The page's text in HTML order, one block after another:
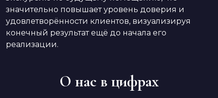
значительно повышает уровень доверия и
удовлетворённости клиентов, визуализируя
конечный результат ещё до начала его
реализации.
О нас в цифрах